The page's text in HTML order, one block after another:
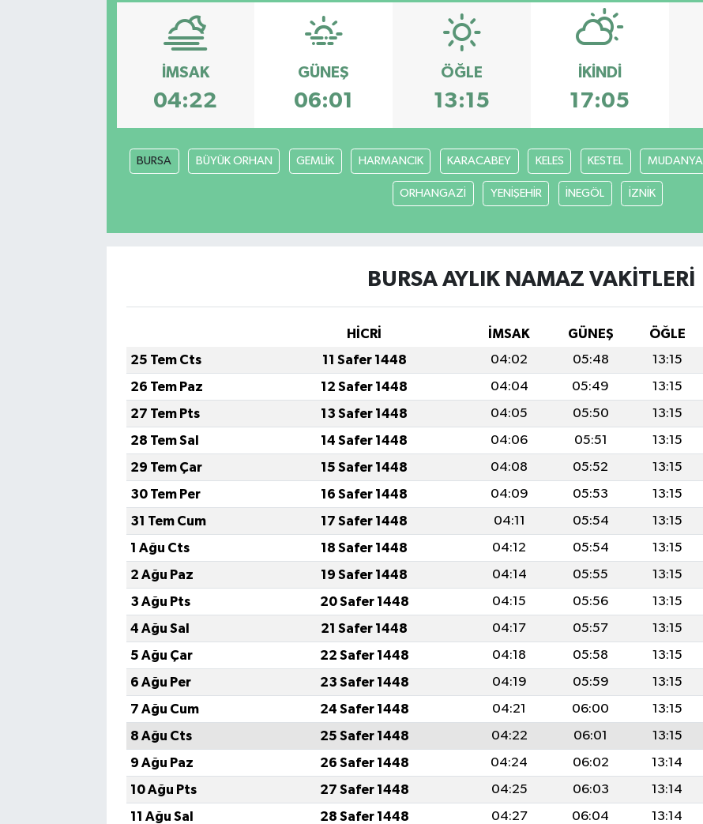
İMSAK
04:22
GÜNEŞ
06:01
ÖĞLE
13:15
İKINDI
17:05
BURSA BÜYÜK ORHAN GEMLİK HARMANCIK KARACABEY KELES KESTEL MUDANYA
ORHANGAZİ YENİŞEHİR İNEGÖL İZNİK
BURSA AYLIK NAMAZ VAKITLERI
HİCRİ İMSAK GÜNEŞ ÖĞLE
25 Tem Cts
11 Safer 1448 04:02 05:48 13:15
26 Tem Paz
12 Safer 1448 04:04 05:49 13:15
27 Tem Pts
13 Safer 1448 04:05 05:50 13:15
28 Tem Sal
14 Safer 1448 04:06 05:51 13:15
29 Tem Çar
15 Safer 1448 04:08 05:52 13:15
30 Tem Per
16 Safer 1448 04:09 05:53 13:15
31 Tem Cum
17 Safer 1448 04:11 05:54 13:15
1 Ağu Cts
18 Safer 1448 04:12 05:54 13:15
2 Ağu Paz
19 Safer 1448 04:14 05:55 13:15
3 Ağu Pts
20 Safer 1448 04:15 05:56 13:15
4 Ağu Sal
21 Safer 1448 04:17 05:57 13:15
5 Ağu Çar
22 Safer 1448 04:18 05:58 13:15
6 Ağu Per
23 Safer 1448 04:19 05:59 13:15
7 Ağu Cum
24 Safer 1448 04:21 06:00 13:15
8 Ağu Cts
25 Safer 1448 04:22 06:01 13:15
9 Ağu Paz
26 Safer 1448 04:24 06:02 13:14
10 Ağu Pts
27 Safer 1448 04:25 06:03 13:14
11 Ağu Sal
28 Safer 1448 04:27 06:04 13:14